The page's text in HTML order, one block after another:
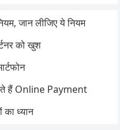
जान लीजिए ये नियम
को खुश
हैं Online Payment
ध्यान